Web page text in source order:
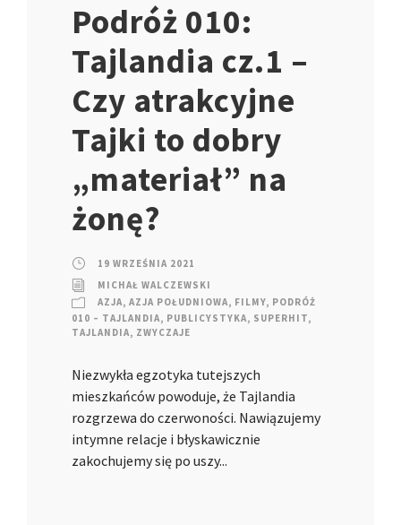
Podróż 010:
Tajlandia cz.1 –
Czy atrakcyjne
Tajki to dobry
„materiał” na
żonę?
19 WRZEŚNIA 2021
MICHAŁ WALCZEWSKI
AZJA, AZJA POŁUDNIOWA, FILMY, PODRÓŻ
010 – TAJLANDIA, PUBLICYSTYKA, SUPERHIT,
TAJLANDIA, ZWYCZAJE
Niezwykła egzotyka tutejszych
mieszkańców powoduje, że Tajlandia
rozgrzewa do czerwoności. Nawiązujemy
intymne relacje i błyskawicznie
zakochujemy się po uszy...